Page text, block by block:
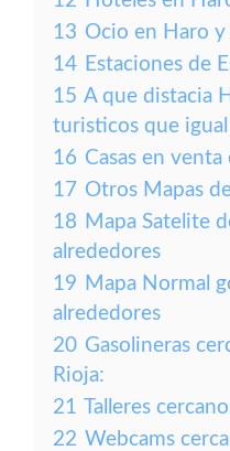
13 Ocio en Haro y
14 Estaciones de
15 A que distacia
turisticos que
16 Casas en venta
17 Otros Mapas
18 Mapa Satelite
alrededores
19 Mapa Normal
alrededores
20 Gasolineras
Rioja:
21 Talleres
22 Webcams